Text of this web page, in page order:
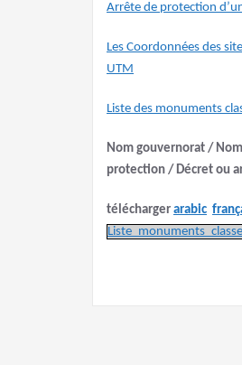
Arrête de protection
Les Coordonnées des
UTM
Liste des monuments
Nom gouvernorat /
protection / Décret ou
télécharger arabic